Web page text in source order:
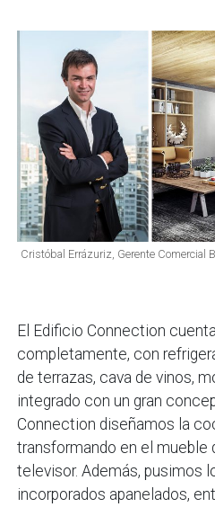
Cristóbal Errázuriz, Gerente Comercial
El Edificio Connection
completamente, con
de terrazas, cava de vinos,
integrado con un gran
Connection diseñamos la
transformando en el mueble
televisor. Además, pusimos
incorporados apanelados,